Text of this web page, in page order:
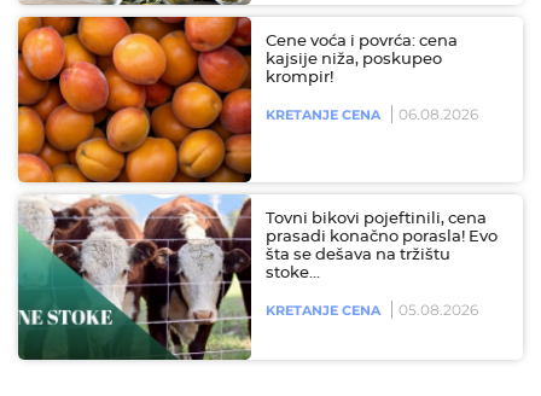
Cene voća i povrća: cena
kajsije niža, poskupeo
krompir!
KRETANJE CENA 06.08.2026
Tovni bikovi pojeftinili, cena
prasadi konačno porasla! Evo
šta se dešava na tržištu
stoke…
KRETANJE CENA 05.08.2026